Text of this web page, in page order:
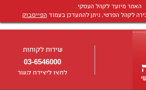
האתר מיועד לקהל העסקי.
לקהל הפרטי, ניתן להתעדכן בעמוד הפייסבוק
שירות לקוחות
03-6546000
לחצו ליצירת קשר